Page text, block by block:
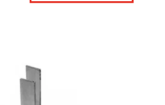
používá, pokud potřebujete
podezdívce, základu.
natloukací kotvy...